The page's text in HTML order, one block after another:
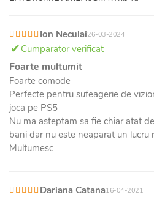
Ion Neculai26-03-2024
Cumparator verificat
Foarte multumit
Foarte comode
Perfecte pentru sufeagerie de
joca pe PS5
Nu ma asteptam sa fie chiar atat
bani dar nu este neaparat un lucru
Multumesc
Dariana Catana16-04-2021